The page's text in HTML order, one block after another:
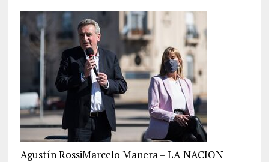
Agustín RossiMarcelo Manera – LA NACION